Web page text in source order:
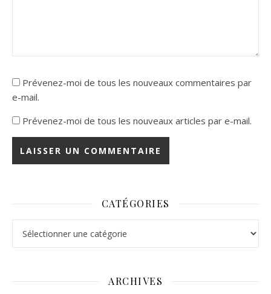
Prévenez-moi de tous les nouveaux commentaires par
e-mail.
Prévenez-moi de tous les nouveaux articles par e-mail.
CATÉGORIES
ARCHIVES